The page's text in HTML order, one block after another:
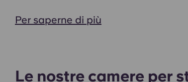
Per saperne di più
Le nostre camere per